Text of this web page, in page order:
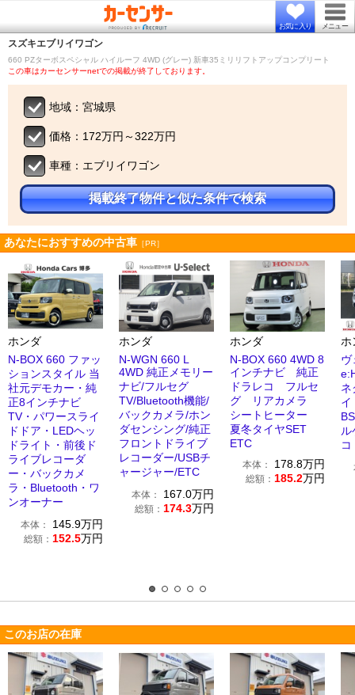
お気に入り メニュー
スズキエブリイワゴン
660 PZターボスペシャル ハイルーフ 4WD (グレー) 新車35ミリリフトアップコンプリート
この車はカーセンサーnetでの掲載が終了しております。
地域：宮城県
価格：172万円～322万円
車種：エブリイワゴン
掲載終了物件と似た条件で検索
あなたにおすすめの中古車 ［PR］
ホンダ
N-BOX 660 ファッ
ションスタイル 当
社元デモカー・純
正8インチナビ
TV・パワースライ
ドドア・LEDヘッ
ドライト・前後ド
ライブレコーダ
ー・バックカメ
ラ・Bluetooth・ワ
ンオーナー
本体： 145.9万円
総額： 152.5万円
ホンダ
N-WGN 660 L
4WD 純正メモリー
ナビ/フルセグ
TV/Bluetooth機能/
バックカメラ/ホン
ダセンシング/純正
フロントドライブ
レコーダー/USBチ
ャージャー/ETC
本体： 167.0万円
総額： 174.3万円
ホンダ
N-BOX 660 4WD 8
インチナビ 純正
ドラレコ フルセ
グ リアカメラ
シートヒーター
夏冬タイヤSET
ETC
本体： 178.8万円
総額： 185.2万円
ホ
ヴ
ネ
コ
このお店の在庫